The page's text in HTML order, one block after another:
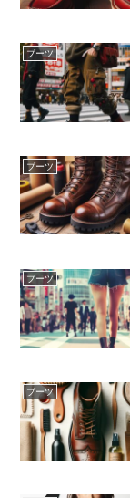
ブーツ
ブーツ
ブーツ
ブーツ